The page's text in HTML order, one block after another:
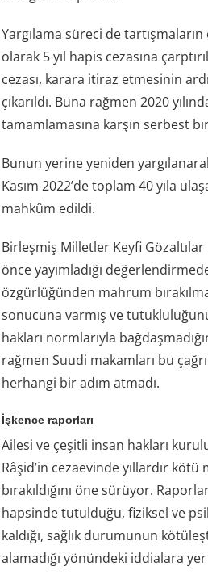
Yargılama süreci de tartışmaların
olarak 5 yıl hapis cezasına
cezası, karara itiraz etmesinin
çıkarıldı. Buna rağmen 2020
tamamlamasına karşın serbest
Bunun yerine yeniden
Kasım 2022’de toplam 40 yıla
mahkûm edildi.
Birleşmiş Milletler Keyfi Gözaltılar
önce yayımladığı
özgürlüğünden mahrum
sonucuna varmış ve
hakları normlarıyla
rağmen Suudi makamları bu
herhangi bir adım atmadı.
İşkence raporları
Ailesi ve çeşitli insan hakları
Râşid’in cezaevinde yıllardır
bırakıldığını öne sürüyor.
hapsinde tutulduğu, fiziksel ve
kaldığı, sağlık durumunun
alamadığı yönündeki iddialara